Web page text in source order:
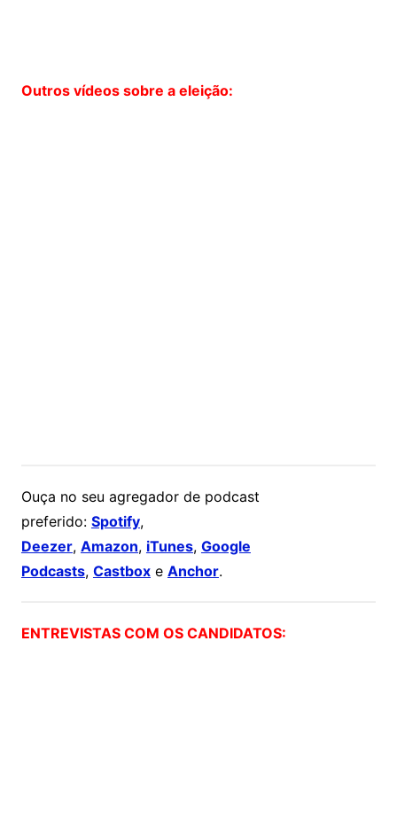
Outros vídeos sobre a eleição:
Ouça no seu agregador de podcast
preferido: Spotify,
Deezer, Amazon, iTunes, Google
Podcasts, Castboxe Anchor.
ENTREVISTAS COM OS CANDIDATOS: